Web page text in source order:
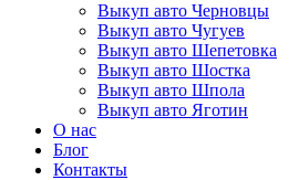
Выкуп авто Черновцы
Выкуп авто Чугуев
Выкуп авто Шепетовка
Выкуп авто Шостка
Выкуп авто Шпола
Выкуп авто Яготин
О нас
Блог
Контакты